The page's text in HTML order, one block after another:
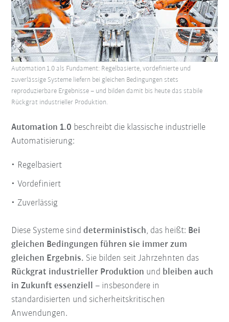
Automation 1.0 beschreibt die klassische industrielle
Automatisierung:
Regelbasiert
Vordefiniert
Zuverlässig
Diese Systeme sinddeterministisch, das heißt: Bei
gleichen Bedingungen führen sie immer zum
gleichen Ergebnis. Sie bilden seit Jahrzehnten das
Rückgrat industrieller Produktion und bleiben auch
in Zukunft essenziell – insbesondere in
standardisierten und sicherheitskritischen
Anwendungen.
Automation 1.0 als Fundament: Regelbasierte, vordefinierte und
zuverlässige Systeme liefern bei gleichen Bedingungen stets
reproduzierbare Ergebnisse – und bilden damit bis heute das stabile
Rückgrat industrieller Produktion.